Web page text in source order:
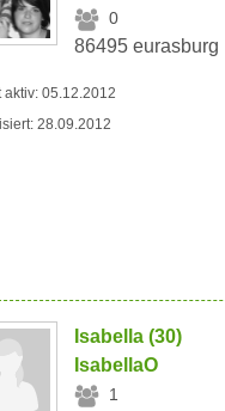
0
86495 eurasburg
aktiv: 05.12.2012
28.09.2012
Isabella (30)
IsabellaO
1